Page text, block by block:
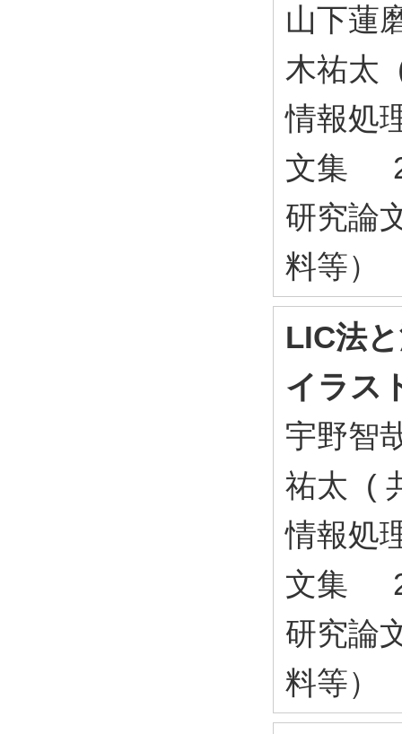
山下蓮
木祐太
情報処
文集
研究論
料等）
LIC法
イラス
宇野智
祐太 (
情報処
文集
研究論
料等）